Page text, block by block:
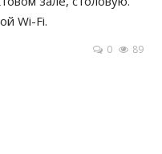
Wi-Fi.
0 89